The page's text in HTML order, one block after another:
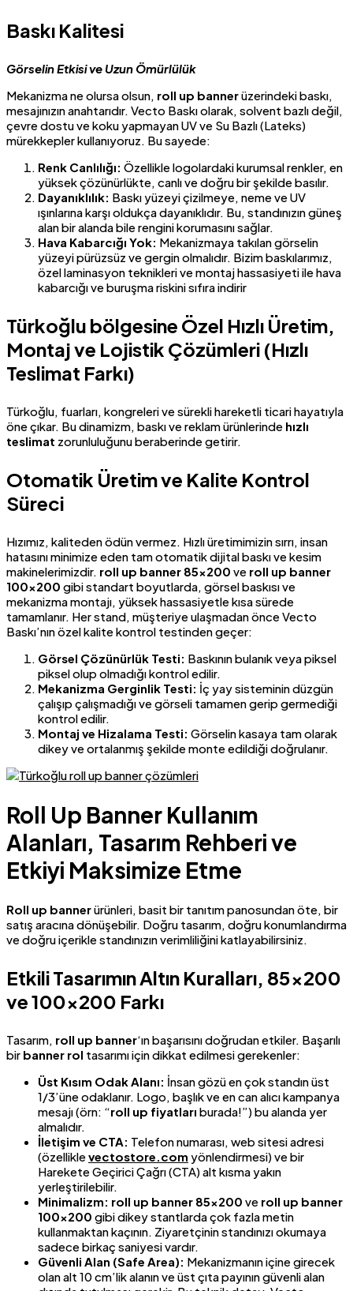
Baskı Kalitesi
Görselin Etkisi ve Uzun Ömürlülük
Mekanizma ne olursa olsun, roll up bannerüzerindeki baskı,
mesajınızın anahtarıdır. Vecto Baskı olarak, solvent bazlı değil,
çevre dostu ve koku yapmayan UV ve Su Bazlı (Lateks)
mürekkepler kullanıyoruz. Bu sayede:
Renk Canlılığı: Özellikle logolardaki kurumsal renkler, en
yüksek çözünürlükte, canlı ve doğru bir şekilde basılır.
Dayanıklılık: Baskı yüzeyi çizilmeye, neme ve UV
ışınlarına karşı oldukça dayanıklıdır. Bu, standınızın güneş
alan bir alanda bile rengini korumasını sağlar.
Hava Kabarcığı Yok: Mekanizmaya takılan görselin
yüzeyi pürüzsüz ve gergin olmalıdır. Bizim baskılarımız,
özel laminasyon teknikleri ve montaj hassasiyeti ile hava
kabarcığı ve buruşma riskini sıfıra indirir
Türkoğlu bölgesine Özel Hızlı Üretim,
Montaj ve Lojistik Çözümleri (Hızlı
Teslimat Farkı)
Türkoğlu, fuarları, kongreleri ve sürekli hareketli ticari hayatıyla
öne çıkar. Bu dinamizm, baskı ve reklam ürünlerinde hızlı
teslimat zorunluluğunu beraberinde getirir.
Otomatik Üretim ve Kalite Kontrol
Süreci
Hızımız, kaliteden ödün vermez. Hızlı üretimimizin sırrı, insan
hatasını minimize eden tam otomatik dijital baskı ve kesim
makinelerimizdir. roll up banner 85×200 ve roll up banner
100×200 gibi standart boyutlarda, görsel baskısı ve
mekanizma montajı, yüksek hassasiyetle kısa sürede
tamamlanır. Her stand, müşteriye ulaşmadan önce Vecto
Baskı’nın özel kalite kontrol testinden geçer:
Görsel Çözünürlük Testi: Baskının bulanık veya piksel
piksel olup olmadığı kontrol edilir.
Mekanizma Gerginlik Testi: İç yay sisteminin düzgün
çalışıp çalışmadığı ve görseli tamamen gerip germediği
kontrol edilir.
Montaj ve Hizalama Testi: Görselin kasaya tam olarak
dikey ve ortalanmış şekilde monte edildiği doğrulanır.
Roll Up Banner Kullanım
Alanları, Tasarım Rehberi ve
Etkiyi Maksimize Etme
Roll up bannerürünleri, basit bir tanıtım panosundan öte, bir
satış aracına dönüşebilir. Doğru tasarım, doğru konumlandırma
ve doğru içerikle standınızın verimliliğini katlayabilirsiniz.
Etkili Tasarımın Altın Kuralları, 85×200
ve 100×200 Farkı
Tasarım, roll up banner‘ın başarısını doğrudan etkiler. Başarılı
bir banner rol tasarımı için dikkat edilmesi gerekenler:
Üst Kısım Odak Alanı: İnsan gözü en çok standın üst
1/3’üne odaklanır. Logo, başlık ve en can alıcı kampanya
mesajı (örn: “roll up fiyatları burada!”) bu alanda yer
almalıdır.
İletişim ve CTA: Telefon numarası, web sitesi adresi
(özelliklevectostore.com yönlendirmesi) ve bir
Harekete Geçirici Çağrı (CTA) alt kısma yakın
yerleştirilebilir.
Minimalizm: roll up banner 85×200 ve roll up banner
100×200 gibi dikey stantlarda çok fazla metin
kullanmaktan kaçının. Ziyaretçinin standınızı okumaya
sadece birkaç saniyesi vardır.
Güvenli Alan (Safe Area): Mekanizmanın içine girecek
olan alt 10 cm’lik alanın ve üst çıta payının güvenli alan